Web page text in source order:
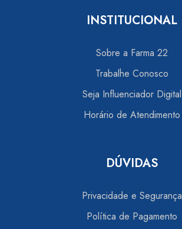
INSTITUCIONAL
Sobre a Farma 22
Trabalhe Conosco
Seja Influenciador Digital
Horário de Atendimento
DÚVIDAS
Privacidade e Segurança
Política de Pagamento